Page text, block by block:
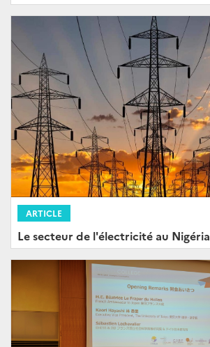
ARTICLE
Le secteur de l'électricité au Nigéria